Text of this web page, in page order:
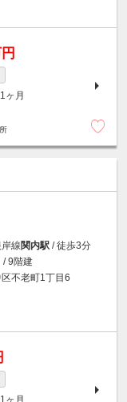
1ヶ月
線関内駅 / 徒歩3分
/ 9階建
不老町1丁目6
1ヶ月